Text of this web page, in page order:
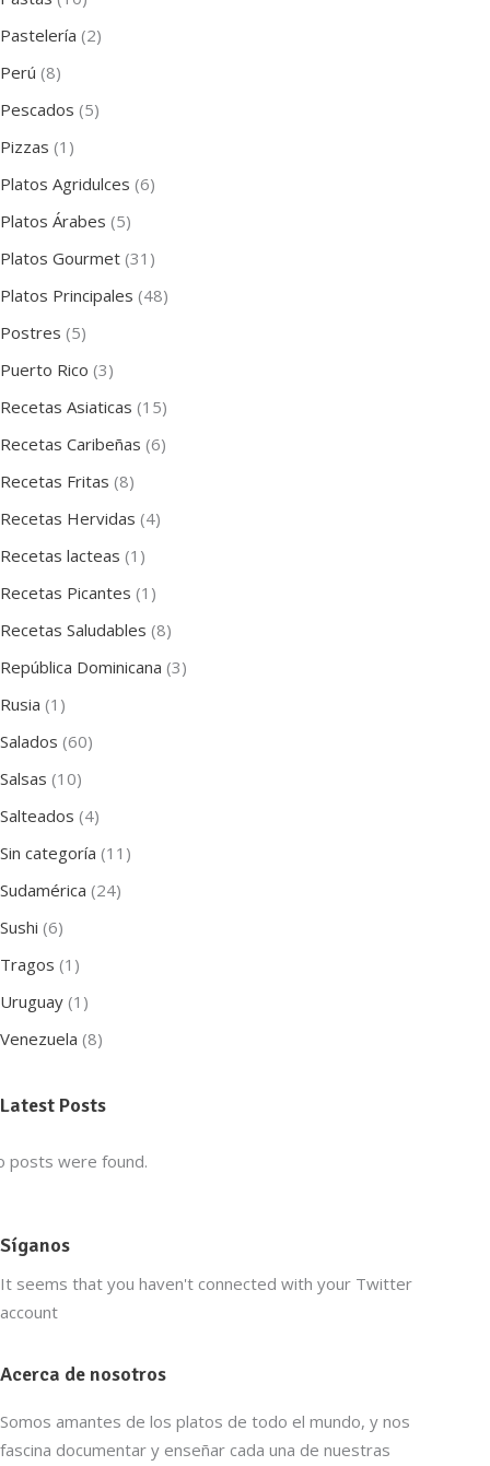
Pastelería (2)
Perú (8)
Pescados (5)
Pizzas (1)
Platos Agridulces (6)
Platos Árabes (5)
Platos Gourmet (31)
Platos Principales (48)
Postres (5)
Puerto Rico (3)
Recetas Asiaticas (15)
Recetas Caribeñas (6)
Recetas Fritas (8)
Recetas Hervidas (4)
Recetas lacteas (1)
Recetas Picantes (1)
Recetas Saludables (8)
República Dominicana (3)
Rusia (1)
Salados (60)
Salsas (10)
Salteados (4)
Sin categoría (11)
Sudamérica (24)
Sushi (6)
Tragos (1)
Uruguay (1)
Venezuela (8)
Latest Posts
posts were found.
Síganos
It seems that you haven't connected with your Twitter
account
Acerca de nosotros
Somos amantes de los platos de todo el mundo, y nos
fascina documentar y enseñar cada una de nuestras